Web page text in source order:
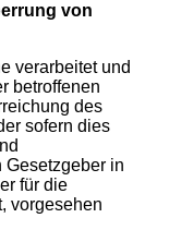
von
verarbeitet und
betroffenen
des
sofern dies
Gesetzgeber in
für die
vorgesehen